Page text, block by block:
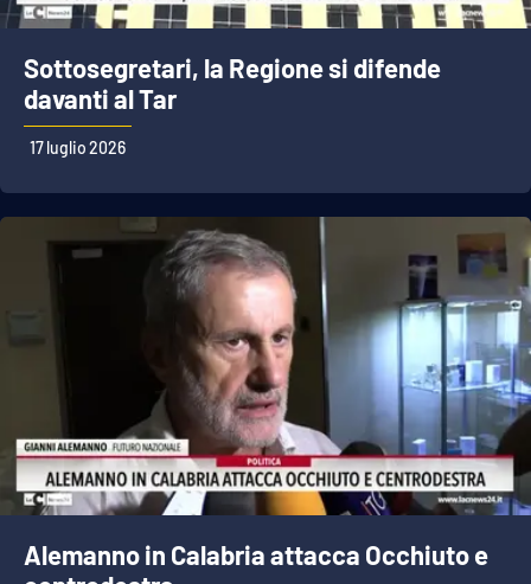
Sottosegretari, la Regione si difende
davanti al Tar
17 luglio 2026
Alemanno in Calabria attacca Occhiuto e